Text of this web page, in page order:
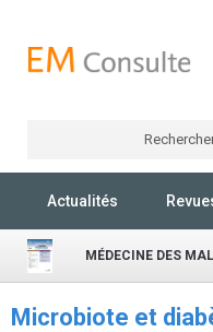
Actualités
MÉDECINE DES
Microbiote et